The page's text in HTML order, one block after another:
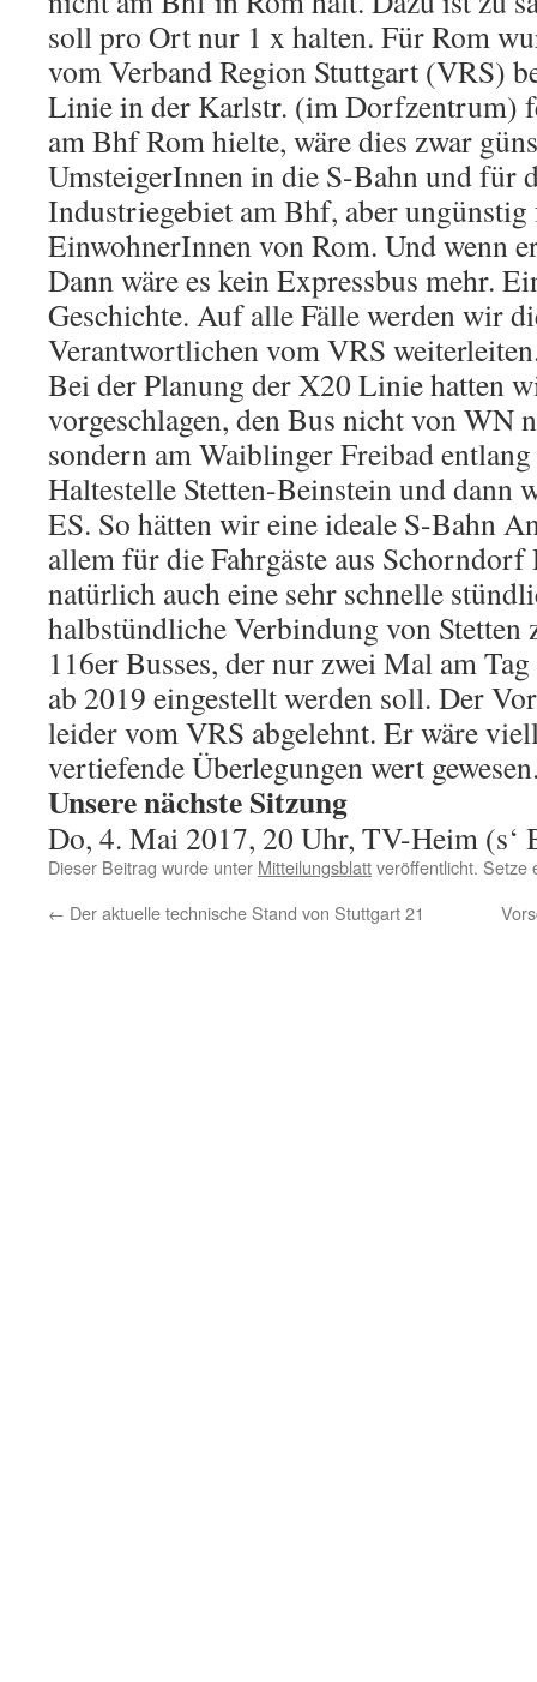
soll pro Ort nur 1 x halten. Für Rom
vom Verband Region Stuttgart (VRS)
Linie in der Karlstr. (im Dorfzentrum)
am Bhf Rom hielte, wäre dies zwar
UmsteigerInnen in die S-Bahn und für
Industriegebiet am Bhf, aber
EinwohnerInnen von Rom. Und wenn
Dann wäre es kein Expressbus mehr.
Geschichte. Auf alle Fälle werden wir
Verantwortlichen vom VRS
Bei der Planung der X20 Linie hatten
vorgeschlagen, den Bus nicht von WN
sondern am Waiblinger Freibad
Haltestelle Stetten-Beinstein und dann
ES. So hätten wir eine ideale S-Bahn
allem für die Fahrgäste aus
natürlich auch eine sehr schnelle
halbstündliche Verbindung von Stetten
116er Busses, der nur zwei Mal am
ab 2019 eingestellt werden soll. Der
leider vom VRS abgelehnt. Er wäre
vertiefende Überlegungen wert
Unsere nächste Sitzung
Do, 4. Mai 2017, 20 Uhr, TV-Heim (s‘
Dieser Beitrag wurde unter Mitteilungsblattveröffentlicht. Setze
← Der aktuelle technische Stand von Stuttgart 21